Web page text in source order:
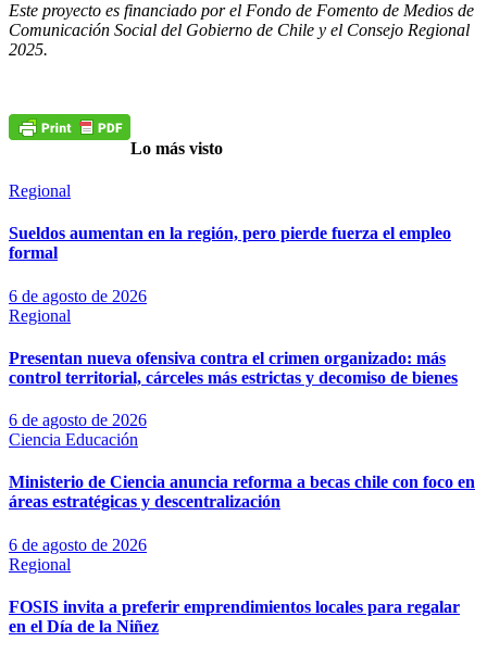
Este proyecto es financiado por el Fondo de Fomento de Medios de
Comunicación Social del Gobierno de Chile y el Consejo Regional
2025.
Lo más visto
Regional
Sueldos aumentan en la región, pero pierde fuerza el empleo
formal
6 de agosto de 2026
Regional
Presentan nueva ofensiva contra el crimen organizado: más
control territorial, cárceles más estrictas y decomiso de bienes
6 de agosto de 2026
Ciencia Educación
Ministerio de Ciencia anuncia reforma a becas chile con foco en
áreas estratégicas y descentralización
6 de agosto de 2026
Regional
FOSIS invita a preferir emprendimientos locales para regalar
en el Día de la Niñez